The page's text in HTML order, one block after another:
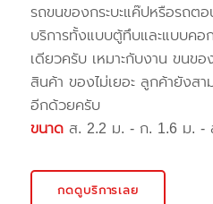
รถขนของกระบะแค๊ปหรือรถต
บริการทั้งแบบตู้ทึบและแบบคอ
เดียวครับ เหมาะกับงาน ขน
สินค้า ของไม่เยอะ ลูกค้ายังส
อีกด้วยครับ
ขนาด ส. 2.2 ม. - ก. 1.6 ม. -
กดดูบริการเลย